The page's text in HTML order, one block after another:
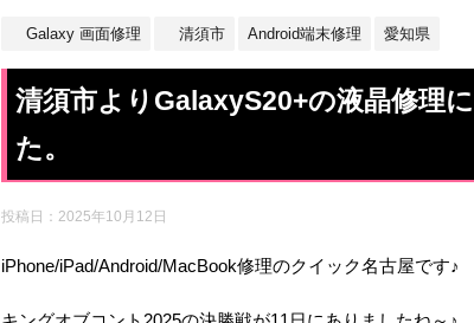
Galaxy 画面修理 清須市 Android端末修理 愛知県
清須市よりGalaxyS20+の液晶修理
た。
投稿日： 2025年10月12日
iPhone/iPad/Android/MacBook修理のクイック名古屋です♪